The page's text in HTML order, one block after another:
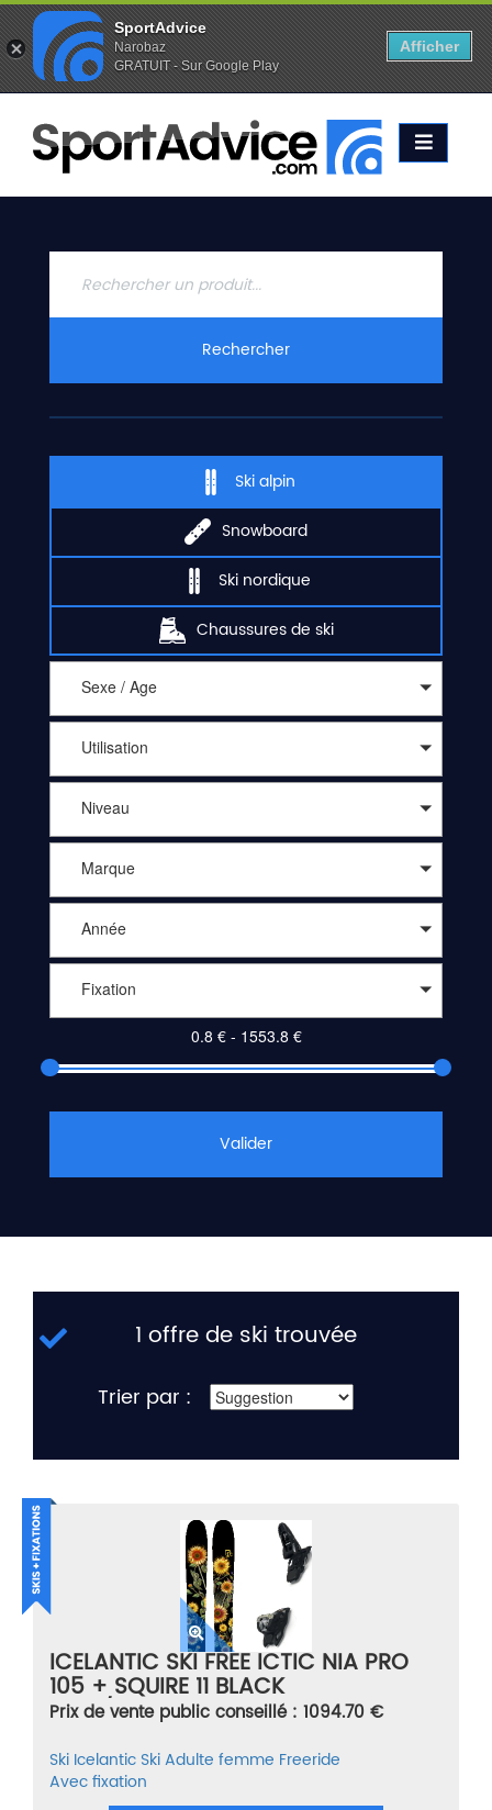
Favoris (0) Alertes (0)
ACCUEIL
SKIS
2020
CONTACT
Rechercher
Ski alpin
Snowboard
Ski nordique
Chaussures de ski
Sexe / Age
Utilisation
Niveau
Marque
Année
Fixation
Valider
1 offre de ski trouvée
Trier par :
ICELANTIC SKI FREE ICTIC NIA PRO
105 + SQUIRE 11 BLACK
NOIR/MULTICOLORE TAILLE 169
Prix de vente public conseillé : 1094.70 €
Ski Icelantic SkiAdulte femme Freeride
Avec fixation
SportAdvice
Narobaz
GRATUIT - Sur Google Play
Afficher